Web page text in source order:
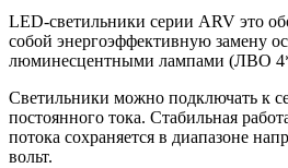
LED-светильники серии ARV это
собой энергоэффективную замену
люминесцентными лампами (ЛВО
Светильники можно подключать к
постоянного тока. Стабильная
потока сохраняется в диапазоне
вольт.